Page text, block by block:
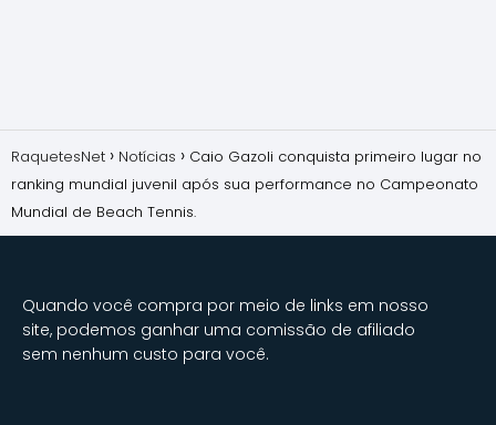
RaquetesNet Notícias
Caio Gazoli conquista primeiro lugar no
ranking mundial juvenil após sua performance no Campeonato
Mundial de Beach Tennis.
Quando você compra por meio de links em nosso
site, podemos ganhar uma comissão de afiliado
sem nenhum custo para você.